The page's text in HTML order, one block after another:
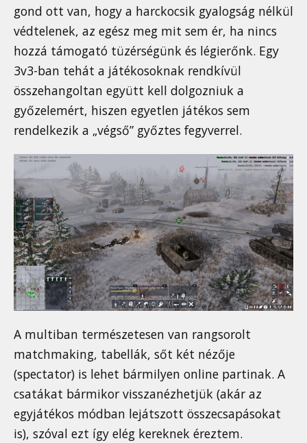
gond ott van, hogy a harckocsik gyalogság nélkül
védtelenek, az egész meg mit sem ér, ha nincs
hozzá támogató tüzérségünk és légierőnk. Egy
3v3-ban tehát a játékosoknak rendkívül
összehangoltan együtt kell dolgozniuk a
győzelemért, hiszen egyetlen játékos sem
rendelkezik a „végső” győztes fegyverrel.
A multiban természetesen van rangsorolt
matchmaking, tabellák, sőt két nézője
(spectator) is lehet bármilyen online partinak. A
csatákat bármikor visszanézhetjük (akár az
egyjátékos módban lejátszott összecsapásokat
is), szóval ezt így elég kereknek éreztem.